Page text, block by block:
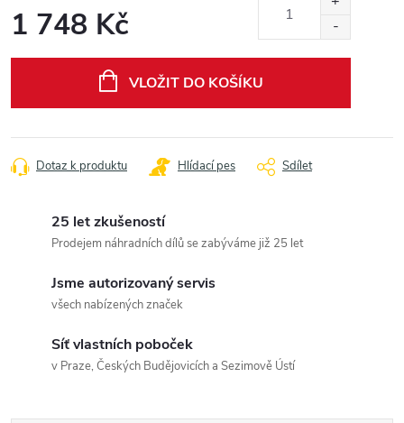
1 748 Kč
VLOŽIT DO KOŠÍKU
Dotaz k produktu Hlídací pes Sdílet
25 let zkušeností
Prodejem náhradních dílů se zabýváme již 25 let
Jsme autorizovaný servis
všech nabízených značek
Síť vlastních poboček
v Praze, Českých Budějovicích a Sezimově Ústí